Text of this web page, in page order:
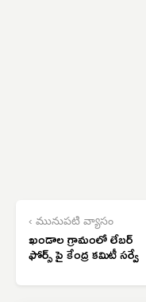
‹ మునుపటి వ్యాసం
ఖండాల గ్రామంలో లేబర్
ఫోర్స్ పై కేంద్ర కమిటీ సర్వే